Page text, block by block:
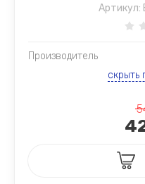
Артикул:
Производитель
скрыть